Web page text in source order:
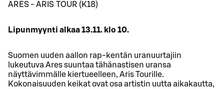
ARES - ARIS TOUR (K18)
Lipunmyynti alkaa 13.11. klo 10.
Suomen uuden aallon rap-kentän uranuurtajiin
lukeutuva Ares suuntaa tähänastisen uransa
näyttävimmälle kiertueelleen, Aris Tourille.
Kokonaisuuden keikat ovat osa artistin uutta aikakautta,